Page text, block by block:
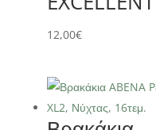
12,00€